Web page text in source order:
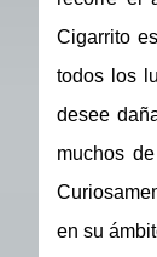
Cigarrito
todos los
desee
muchos
en su